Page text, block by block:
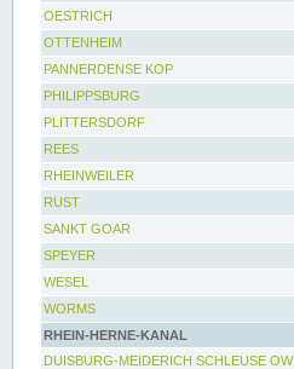
OESTRICH
OTTENHEIM
PANNERDENSE KOP
PHILIPPSBURG
PLITTERSDORF
REES
RHEINWEILER
RUST
SANKT GOAR
SPEYER
WESEL
WORMS
RHEIN-HERNE-KANAL
DUISBURG-MEIDERICH SCHLEUSE OW